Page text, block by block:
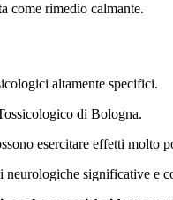
come rimedio calmante.
altamente specifici.
di Bologna.
esercitare effetti molto
significative e